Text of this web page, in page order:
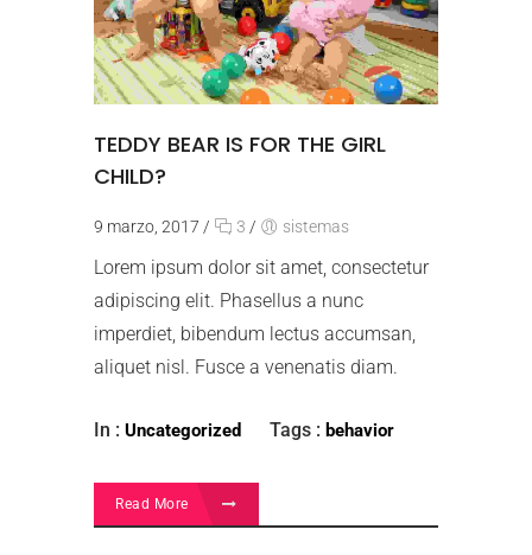
TEDDY BEAR IS FOR THE GIRL
CHILD?
9 marzo, 2017 / 3 / sistemas
Lorem ipsum dolor sit amet, consectetur
adipiscing elit. Phasellus a nunc
imperdiet, bibendum lectus accumsan,
aliquet nisl. Fusce a venenatis diam.
In : Uncategorized Tags : behavior
Read More